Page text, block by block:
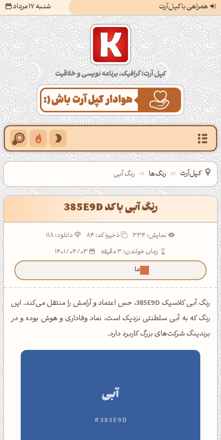
همراهی با کپل‌آرت شنبه 17 مرداد کپل‌آرت؛ گرافیک، برنامه‌نویسی و خلاقیت
کپل‌آرت رنگ‌ها رنگ آبی
رنگ آبی با کد 385E9D
نمایش: 334 ذخیره کد:84
دانلود: 118
زمان خواندن: 3 دقیقه
ما رو توی گوگل بیشتر ببین!
رنگ آبی کلاسیک 385E9D، حس اعتماد و آرامش را منتقل می‌کند. این
رنگ که به آبی سلطنتی نزدیک است، نماد وفاداری و هوش بوده و در
برندینگ شرکت‌های بزرگ کاربرد دارد.